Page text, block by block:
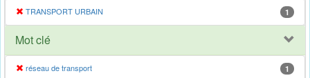
TRANSPORT URBAIN 1
Mot clé
réseau de transport 1